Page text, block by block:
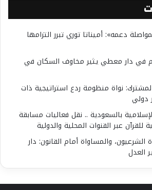
دعمه»: أميناتا توري تبرر التزامها
دار معطي يثير مخاوف السكان في
نواة منظومة ردع استراتيجية ذات
دولي
بالسعودية .. نقل فعاليات مسابقة
للقرآن عبر القنوات المحلية والدولية
الشرعيون، والمساواة أمام القانون: دار
العدل